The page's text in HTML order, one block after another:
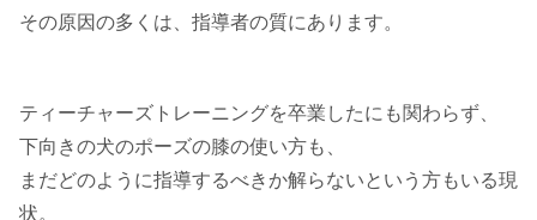
その原因の多くは、指導者の質にあります。
ティーチャーズトレーニングを卒業したにも関わらず、
下向きの犬のポーズの膝の使い方も、
まだどのように指導するべきか解らないという方もいる現
状。